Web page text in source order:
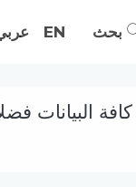
بحث EN
البيانات